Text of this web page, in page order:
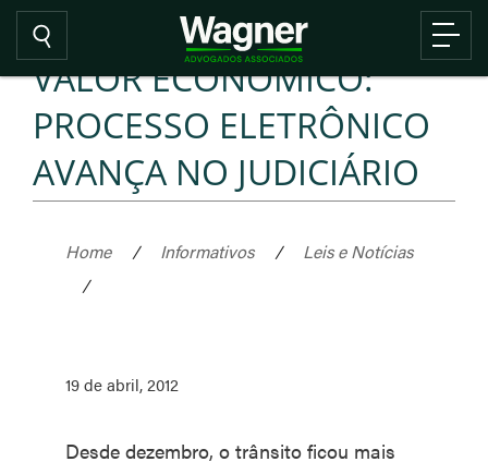
VALOR ECONÔMICO:
PROCESSO ELETRÔNICO
AVANÇA NO JUDICIÁRIO
Home / Informativos /
Leis e Notícias
/
19 de abril, 2012
Desde dezembro, o trânsito ficou mais